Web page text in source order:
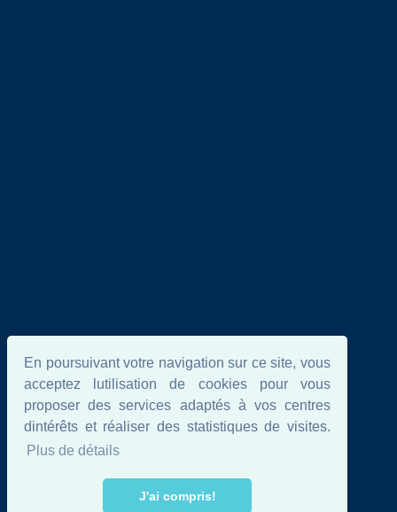
En poursuivant votre navigation sur ce site, vous
acceptez lutilisation de cookies pour vous
proposer des services adaptés à vos centres
dintérêts et réaliser des statistiques de visites.
Plus de détails
J'ai compris!